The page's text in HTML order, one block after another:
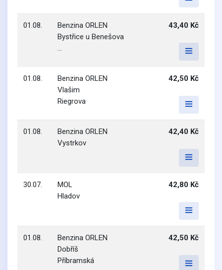
01.08.
Benzina ORLEN
Bystřice u Benešova
...
43,40 Kč
01.08.
Benzina ORLEN
Vlašim
Riegrova
42,50 Kč
01.08.
Benzina ORLEN
Vystrkov
42,40 Kč
30.07.
MOL
Hladov
42,80 Kč
01.08.
Benzina ORLEN
Dobříš
Příbramská
42,50 Kč